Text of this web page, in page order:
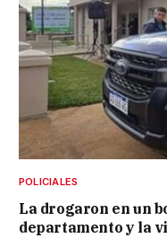
POLICIALES
La drogaron en un
departamento y la